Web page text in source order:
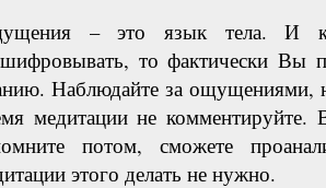
– это язык тела. И
то фактически Вы
Наблюдайте за ощущениями,
медитации не
потом, сможете
этого делать не нужно.